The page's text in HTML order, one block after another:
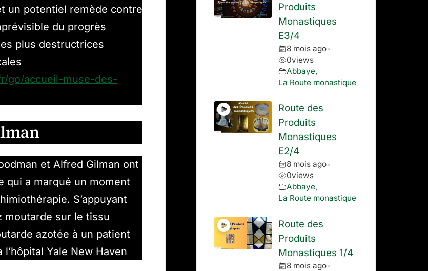
un potentiel remède contre
du progrès
plus destructrices
go/accueil-muse-des-
et Alfred Gilman ont
qui a marqué un moment
S’appuyant
moutarde sur le tissu
azotée à un patient
Yale New Haven
Produits
Monastiques
E3/4
8 mois ago •
0views
Abbaye,
La Route monastique
Route des
Produits
Monastiques
E2/4
8 mois ago •
0views
Abbaye,
La Route monastique
Route des
Produits
Monastiques 1/4
8 mois ago •